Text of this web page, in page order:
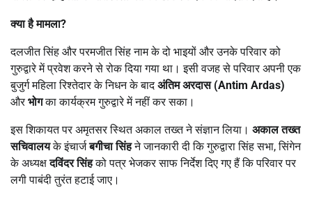
क्या है मामला?
दलजीत सिंह और परमजीत सिंह नाम के दो भाइयों और उनके परिवार को
गुरुद्वारे में प्रवेश करने से रोक दिया गया था। इसी वजह से परिवार अपनी एक
बुजुर्ग महिला रिश्तेदार के निधन के बादअंतिम अरदास (Antim Ardas)
औरभोगका कार्यक्रम गुरुद्वारे में नहीं कर सका।
इस शिकायत पर अमृतसर स्थित अकाल तख्त ने संज्ञान लिया। अकाल तख्त
सचिवालयके इंचार्जबगीचा सिंहने जानकारी दी कि गुरुद्वारा सिंह सभा, सिंगेन
के अध्यक्षदविंदर सिंहको पत्र भेजकर साफ निर्देश दिए गए हैं कि परिवार पर
लगी पाबंदी तुरंत हटाई जाए।